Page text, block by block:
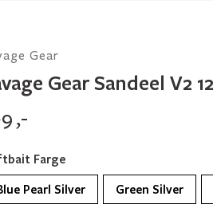
Gear
Gear Sandeel V2
,-
Farge
Pearl Silver
Green Silver